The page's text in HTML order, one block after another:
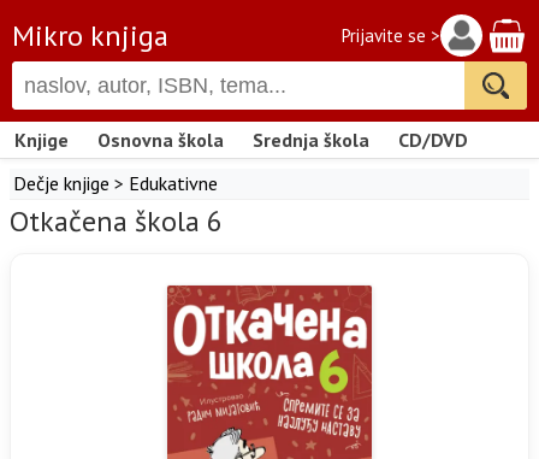
Mikro knjiga Prijavite se >
Knjige Osnovna škola Srednja škola
CD/DVD
Dečje knjige > Edukativne
Otkačena škola 6